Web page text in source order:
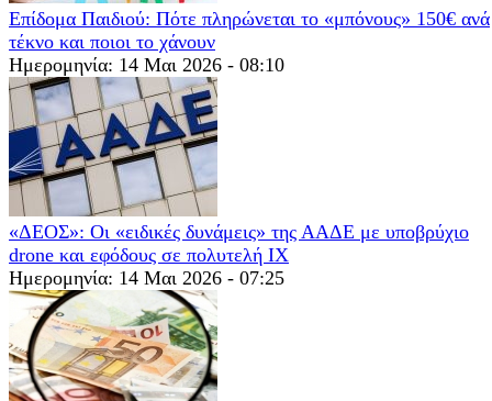
Επίδομα Παιδιού: Πότε πληρώνεται το «μπόνους» 150€ ανά
τέκνο και ποιοι το χάνουν
Ημερομηνία: 14 Μαι 2026 - 08:10
«ΔΕΟΣ»: Οι «ειδικές δυνάμεις» της ΑΑΔΕ με υποβρύχιο
drone και εφόδους σε πολυτελή ΙΧ
Ημερομηνία: 14 Μαι 2026 - 07:25